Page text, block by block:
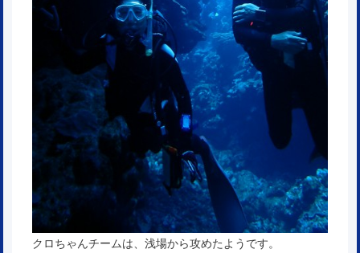
クロちゃんチームは、浅場から攻めたようです。